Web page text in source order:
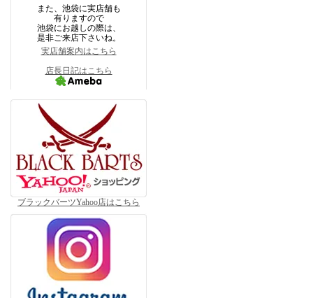
また、池袋に実店舗も
有りますので
池袋にお越しの際は、
是非ご来店下さいね。
実店舗案内はこちら
店長日記はこちら
ブラックバーツYahoo店はこちら